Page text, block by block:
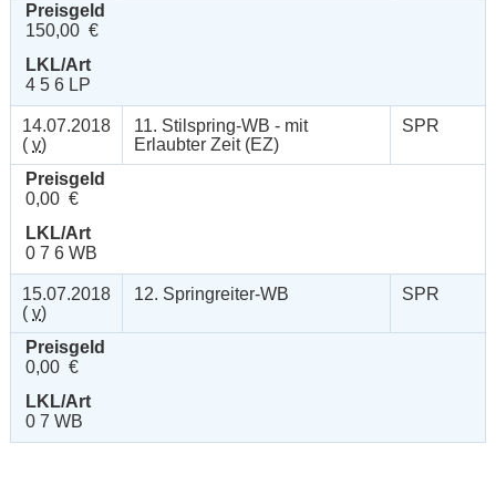
Preisgeld
150,00 €
LKL/Art
4 5 6 LP
14.07.2018
( v)
11. Stilspring-WB - mit
Erlaubter Zeit (EZ)
SPR
Preisgeld
0,00 €
LKL/Art
0 7 6 WB
15.07.2018
( v)
12. Springreiter-WB SPR
Preisgeld
0,00 €
LKL/Art
0 7 WB